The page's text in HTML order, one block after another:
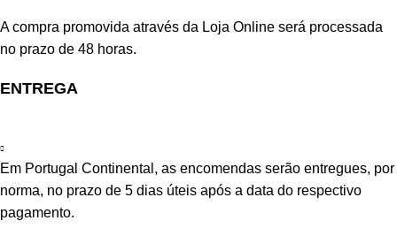
A compra promovida através da Loja Online será processada
no prazo de 48 horas.
ENTREGA
Em Portugal Continental, as encomendas serão entregues, por
norma, no prazo de 5 dias úteis após a data do respectivo
pagamento.